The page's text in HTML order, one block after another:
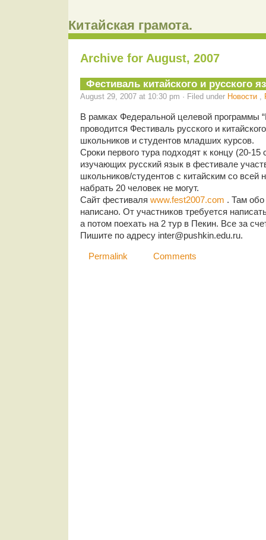
Китайская грамота.
Archive for August, 2007
Фестиваль китайского и русского
August 29, 2007 at 10:30 pm · Filed under Новости
В рамках Федеральной целевой программы
проводится Фестиваль русского и
школьников и студентов младших курсов.
Сроки первого тура подходят к концу (20-15
изучающих русский язык в фестивале
школьников/студентов с китайским со
набрать 20 человек не могут.
Сайт фестиваля www.fest2007.com . Там
написано. От участников требуется
а потом поехать на 2 тур в Пекин. Все за
Пишите по адресу inter@pushkin.edu.ru.
Permalink Comments